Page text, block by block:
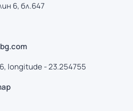
6, бл.647
longitude - 23.254755